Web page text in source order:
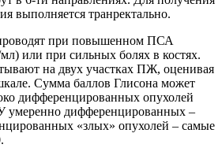
выполняется транректально.
при повышенном ПСА
или при сильных болях в костях.
на двух участках ПЖ, оценивая
Сумма баллов Глисона может
дифференцированных опухолей
умеренно дифференцированных –
«злых» опухолей – самые